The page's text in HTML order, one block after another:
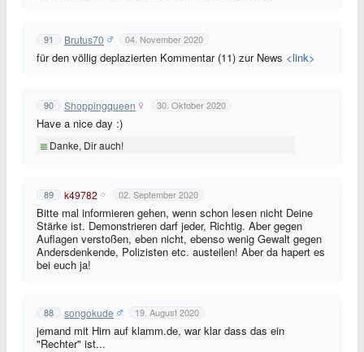
91 Brutus70 04. November 2020
für den völlig deplazierten Kommentar (11) zur News <link>
90 Shoppingqueen 30. Oktober 2020
Have a nice day :)
Danke, Dir auch!
89 k49782 02. September 2020
Bitte mal informieren gehen, wenn schon lesen nicht Deine
Stärke ist. Demonstrieren darf jeder, Richtig. Aber gegen
Auflagen verstoßen, eben nicht, ebenso wenig Gewalt gegen
Andersdenkende, Polizisten etc. austeilen! Aber da hapert es
bei euch ja!
88 songokude 19. August 2020
jemand mit Hirn auf klamm.de, war klar dass das ein
"Rechter" ist...